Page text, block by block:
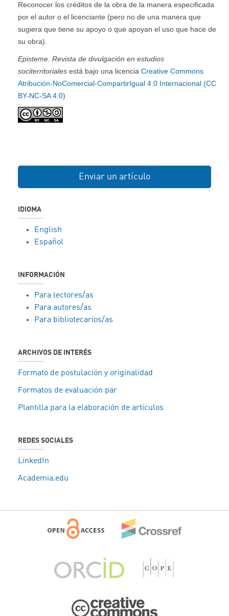
Reconocer los créditos de la obra de la manera especificada
por el autor o el licenciante (pero no de una manera que
sugiera que tiene su apoyo o que apoyan el uso que hace de
su obra).
Episteme. Revista de divulgación en estudios
sociterritoriales está bajo una licencia Creative Commons
Atribución-NoComercial-CompartirIgual 4.0 Internacional (CC
BY-NC-SA 4.0)
Enviar un artículo
IDIOMA
English
Español
INFORMACIÓN
Para lectores/as
Para autores/as
Para bibliotecarios/as
ARCHIVOS DE INTERÉS
Formato de postulación y originalidad
Formatos de evaluación par
Plantilla para la elaboración de artículos
REDES SOCIALES
LinkedIn
Academia.edu